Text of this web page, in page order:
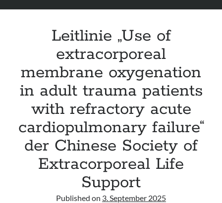
Leitlinie „Use of
extracorporeal
membrane oxygenation
in adult trauma patients
with refractory acute
cardiopulmonary failure“
der Chinese Society of
Extracorporeal Life
Support
Published on 3. September 2025